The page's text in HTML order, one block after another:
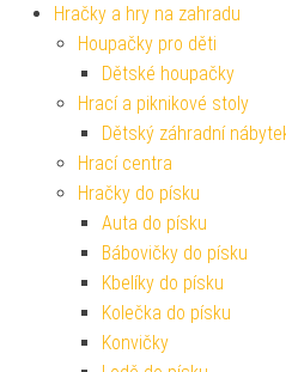
Hračky a hry na zahradu
Houpačky pro děti
Dětské houpačky
Hrací a piknikové stoly
Dětský záhradní
Hrací centra
Hračky do písku
Auta do písku
Bábovičky do písku
Kbelíky do písku
Kolečka do písku
Konvičky